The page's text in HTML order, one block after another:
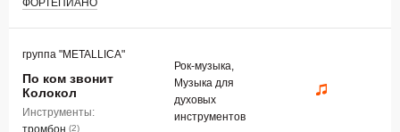
ФОРТЕПИАНО
группа "METALLICA"
По ком звонит
Колокол
Инструменты:
тромбон (2)
Рок-музыка,
Музыка для
духовых
инструментов